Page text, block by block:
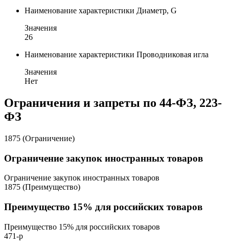
Наименование характеристики Диаметр, G
Значения
26
Наименование характеристики Проводниковая игла
Значения
Нет
Ограничения и запреты по 44-ФЗ, 223-
ФЗ
1875 (Ограничение)
Ограничение закупок иностранных товаров
Ограничение закупок иностранных товаров
1875 (Преимущество)
Преимущество 15% для российских товаров
Преимущество 15% для российских товаров
471-р